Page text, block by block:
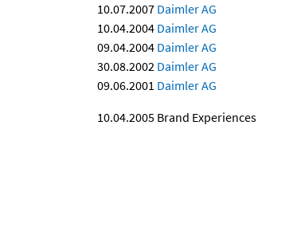
10.07.2007 Daimler AG
10.04.2004 Daimler AG
09.04.2004 Daimler AG
30.08.2002 Daimler AG
09.06.2001 Daimler AG
10.04.2005 Brand Experiences